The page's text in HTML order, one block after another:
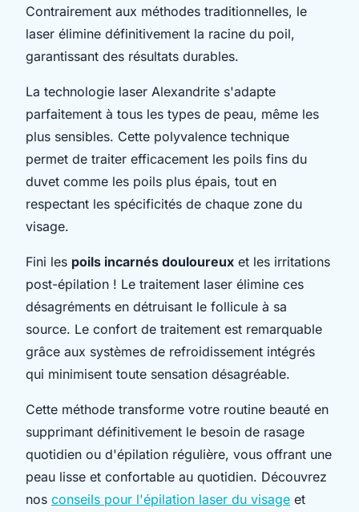
Contrairement aux méthodes traditionnelles, le
laser élimine définitivement la racine du poil,
garantissant des résultats durables.
La technologie laser Alexandrite s'adapte
parfaitement à tous les types de peau, même les
plus sensibles. Cette polyvalence technique
permet de traiter efficacement les poils fins du
duvet comme les poils plus épais, tout en
respectant les spécificités de chaque zone du
visage.
Fini les poils incarnés douloureux et les irritations
post-épilation ! Le traitement laser élimine ces
désagréments en détruisant le follicule à sa
source. Le confort de traitement est remarquable
grâce aux systèmes de refroidissement intégrés
qui minimisent toute sensation désagréable.
Cette méthode transforme votre routine beauté en
supprimant définitivement le besoin de rasage
quotidien ou d'épilation régulière, vous offrant une
peau lisse et confortable au quotidien. Découvrez
nos conseils pour l'épilation laser du visage et